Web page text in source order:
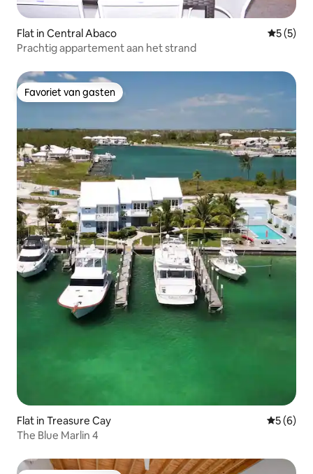
Flat in Central Abaco
5 (5)
Prachtig appartement aan het strand
Favoriet van gasten
Favoriet van gasten
Flat in Treasure Cay
5 (6)
The Blue Marlin 4